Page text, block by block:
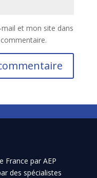
et mon site dans
France par AEP
des spécialistes